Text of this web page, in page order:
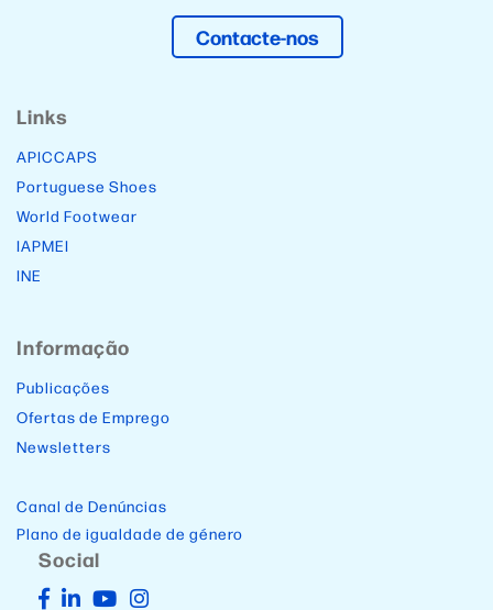
Contacte-nos
Links
APICCAPS
Portuguese Shoes
World Footwear
IAPMEI
INE
Informação
Publicações
Ofertas de Emprego
Newsletters
Canal de Denúncias
Plano de igualdade de género
Social